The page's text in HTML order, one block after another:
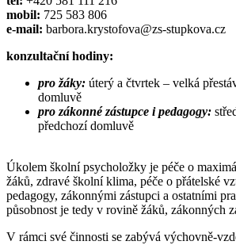
mobil: 725 583 806
e-mail: barbora.krystofova@zs-stupkova.cz
konzultační hodiny:
pro žáky: úterý a čtvrtek – velká
domluvě
pro zákonné zástupce i pedagogy:
předchozí domluvě
Úkolem školní psycholožky je péče o
žáků, zdravé školní klima, péče o přátelské
pedagogy, zákonnými zástupci a ostatními
působnost je tedy v rovině žáků, zákonných
V rámci své činnosti se zabývá výchovně-